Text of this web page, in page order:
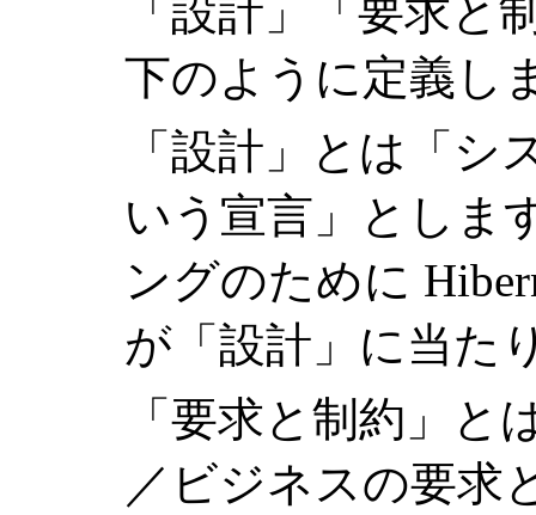
「設計」「要求と
下のように定義し
「設計」とは「
いう宣言」としま
ングのために
が「設計」に当た
「要求と制約」
／ビジネスの要求